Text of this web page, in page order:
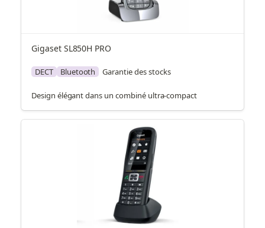
Gigaset SL850H PRO
DECT Bluetooth Garantie des stocks
Design élégant dans un combiné ultra-compact